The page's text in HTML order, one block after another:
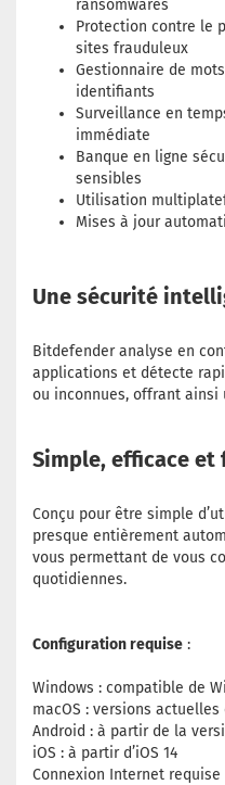
ransomwares
Protection contre le
sites frauduleux
Gestionnaire de
identifiants
Surveillance en
immédiate
Banque en ligne
sensibles
Utilisation
Mises à jour
Une sécurité
Bitdefender analyse en
applications et détecte
ou inconnues, offrant
Simple, efficace et
Conçu pour être simple
presque entièrement
vous permettant de vous
quotidiennes.
Configuration requise :
Windows : compatible de
macOS : versions
Android : à partir de la
iOS : à partir d’iOS 14
Connexion Internet